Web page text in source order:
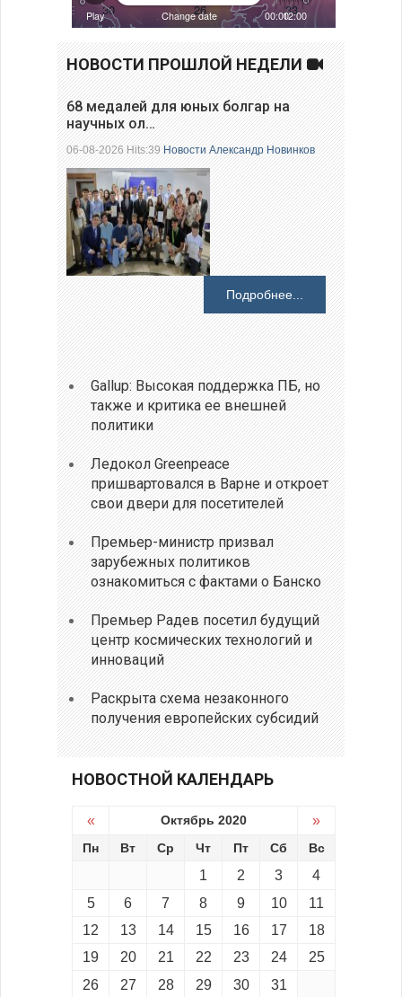
НОВОСТИ ПРОШЛОЙ НЕДЕЛИ
68 медалей для юных болгар на
научных ол…
06-08-2026 Hits:39Новости Александр Новинков
Подробнее...
Gallup: Высокая поддержка ПБ, но
также и критика ее внешней
политики
Ледокол Greenpeace
пришвартовался в Варне и откроет
свои двери для посетителей
Премьер-министр призвал
зарубежных политиков
ознакомиться с фактами о Банско
Премьер Радев посетил будущий
центр космических технологий и
инноваций
Раскрыта схема незаконного
получения европейских субсидий
НОВОСТНОЙ КАЛЕНДАРЬ
« Октябрь 2020 »
Пн Вт Ср Чт Пт Сб Вс
1 2 3
4
5
6 7 8 9 10
11
12
13 14 15 16 17
18
19
20 21 22 23 24
25
26
27 28 29 30 31